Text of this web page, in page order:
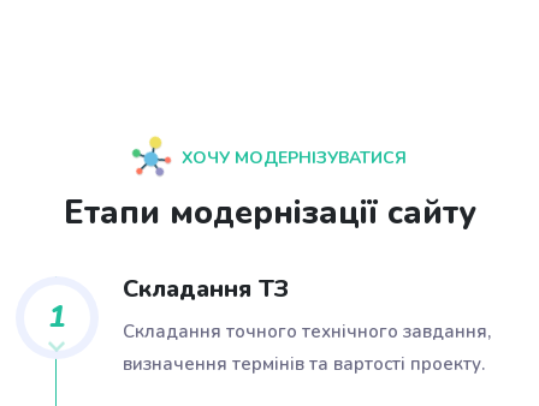
ХОЧУ МОДЕРНІЗУВАТИСЯ
Етапи модернізації сайту
1
Складання ТЗ
Складання точного технічного завдання,
визначення термінів та вартості проекту.